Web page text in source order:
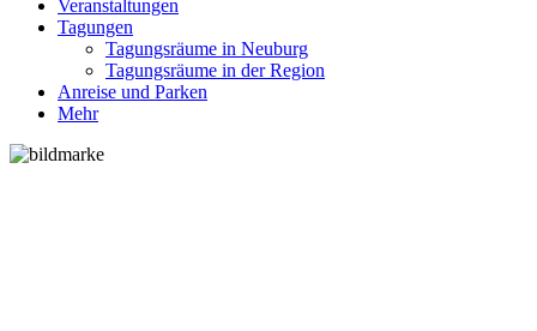
Veranstaltungen
Tagungen
Tagungsräume in Neuburg
Tagungsräume in der Region
Anreise und Parken
Mehr